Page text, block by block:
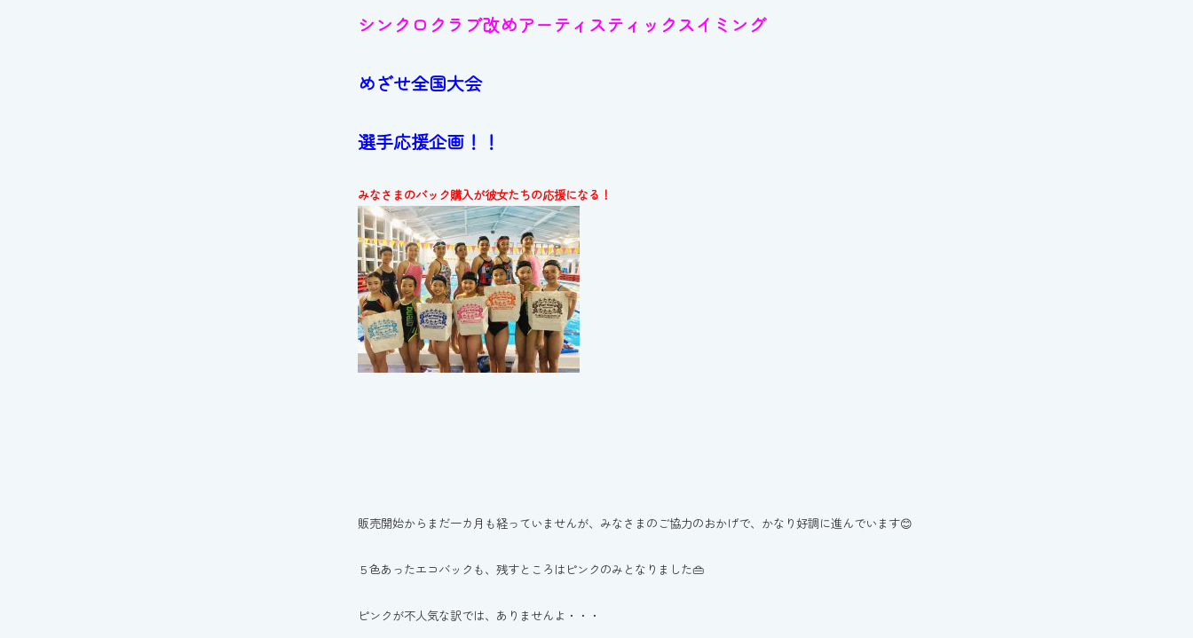
シンクロクラブ改めアーティスティックスイミング
めざせ全国大会
選手応援企画！！
みなさまのバック購入が彼女たちの応援になる！
販売開始からまだ一カ月も経っていませんが、みなさまのご協力のおかげで、かなり好調に進んでいます😊
５色あったエコバックも、残すところはピンクのみとなりました👜
ピンクが不人気な訳では、ありませんよ・・・